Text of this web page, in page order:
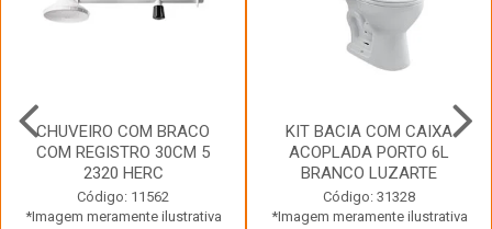
CHUVEIRO COM BRACO
COM REGISTRO 30CM 5
2320 HERC
Código: 11562
*Imagem meramente ilustrativa
KIT BACIA COM CAIXA
ACOPLADA PORTO 6L
BRANCO LUZARTE
Código: 31328
*Imagem meramente ilustrativa